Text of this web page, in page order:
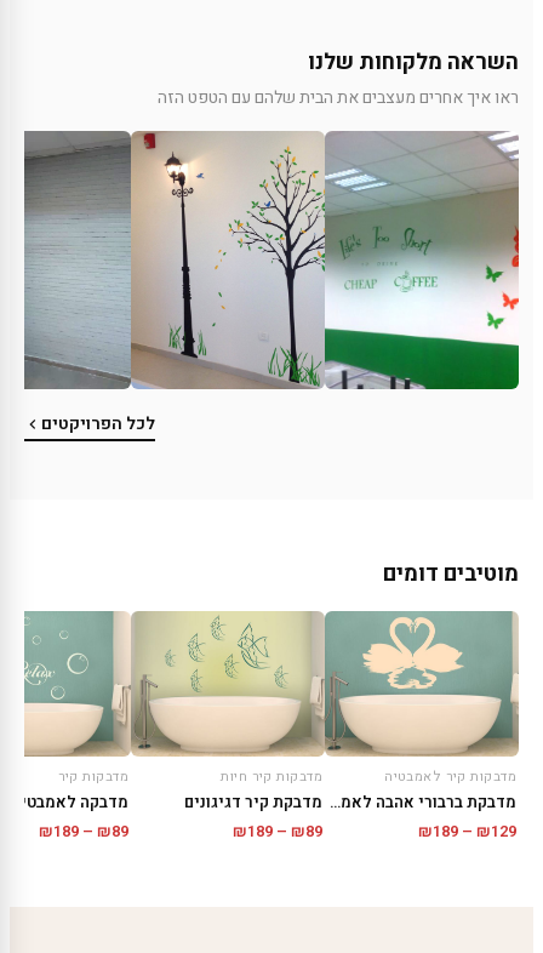
השראה מלקוחות שלנו
ראו איך אחרים מעצבים את הבית שלהם עם הטפט הזה
לכל הפרויקטים
מוטיבים דומים
מדבקות קיר לאמבטיה
מדבקת ברבורי אהבה לאמבטיה
₪129
–
₪189
מדבקות קיר חיות
מדבקת קיר דגיגונים
₪89
–
₪189
מדבקות קיר
מדבקה לאמבטיה relax
₪89
–
₪189